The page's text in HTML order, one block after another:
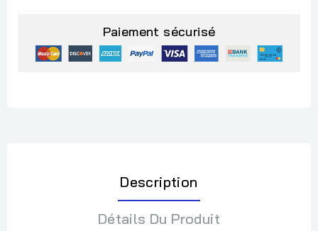
Paiement sécurisé
Description
Détails Du Produit